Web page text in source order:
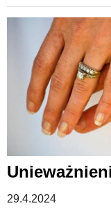
29.4.2024